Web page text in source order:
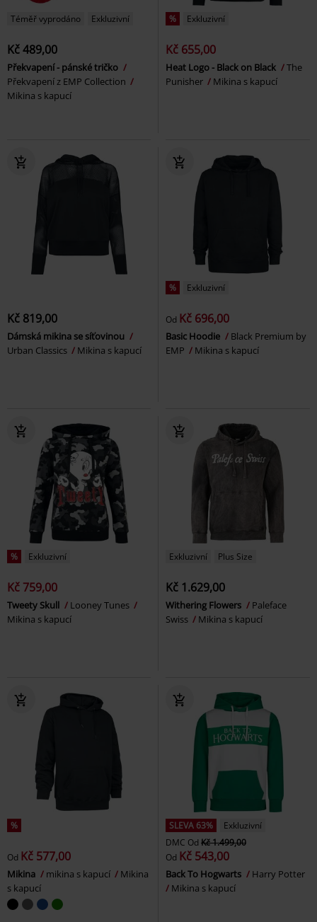
Téměř vyprodáno Exkluzivní
Kč 489,00
Překvapení - pánské tričko
Překvapení z EMP Collection
Mikina s kapucí
% Exkluzivní
Kč 655,00
Heat Logo - Black on Black
The
Punisher
Mikina s kapucí
Kč 819,00
Dámská mikina se síťovinou
Urban Classics
Mikina s kapucí
% Exkluzivní
Od Kč 696,00
Basic Hoodie
Black Premium by
EMP
Mikina s kapucí
% Exkluzivní
Kč 759,00
Tweety Skull
Looney Tunes
Mikina s kapucí
Exkluzivní Plus Size
Kč 1.629,00
Withering Flowers
Paleface
Swiss
Mikina s kapucí
%
Od Kč 577,00
Mikina mikina s kapucí
Mikina
s kapucí
SLEVA 63%
Exkluzivní
DMC Od Kč 1.499,00
Od Kč 543,00
Back To Hogwarts
Harry Potter
Mikina s kapucí